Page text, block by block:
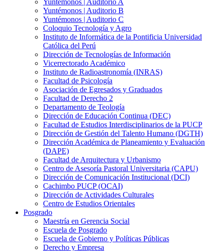
Yuntémonos | Auditorio A
Yuntémonos | Auditorio B
Yuntémonos | Auditorio C
Coloquio Tecnología y Agro
Instituto de Informática de la Pontificia Universidad
Católica del Perú
Dirección de Tecnologías de Información
Vicerrectorado Académico
Instituto de Radioastronomía (INRAS)
Facultad de Psicología
Asociación de Egresados y Graduados
Facultad de Derecho 2
Departamento de Teología
Dirección de Educación Continua (DEC)
Facultad de Estudios Interdisciplinarios de la PUCP
Dirección de Gestión del Talento Humano (DGTH)
Dirección Académica de Planeamiento y Evaluación
(DAPE)
Facultad de Arquitectura y Urbanismo
Centro de Asesoría Pastoral Universitaria (CAPU)
Dirección de Comunicación Institucional (DCI)
Cachimbo PUCP (OCAI)
Dirección de Actividades Culturales
Centro de Estudios Orientales
Posgrado
Maestría en Gerencia Social
Escuela de Posgrado
Escuela de Gobierno y Políticas Públicas
Derecho y Empresa